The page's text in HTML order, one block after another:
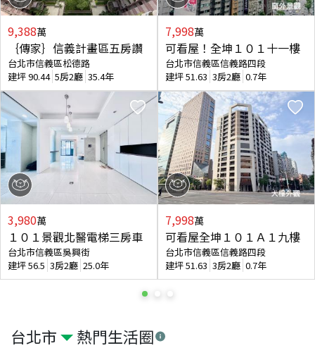
台北市 熱門生活圈
9,388萬
｛傳家｝信義計畫區五房讚
台北市信義區松德路
建坪90.44 5房2廳 35.4年
3,980萬
１０１景觀北醫電梯三房車
台北市信義區吳興街
建坪56.5 3房2廳 25.0年
7,998萬
可看屋！全坤１０１十一樓
台北市信義區信義路四段
建坪51.63 3房2廳 0.7年
7,998萬
可看屋全坤１０１Ａ１九樓
台北市信義區信義路四段
建坪51.63 3房2廳 0.7年